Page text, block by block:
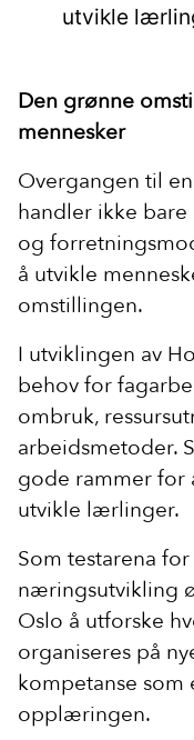
utvikle
Den grønne
mennesker
Overgangen til
handler ikke
og
å utvikle
omstillingen.
I utviklingen av
behov for
ombruk,
arbeidsmetoder.
gode rammer for
utvikle lærlinger.
Som testarena
næringsutvikling
Oslo å utforske
organiseres på
kompetanse som
opplæringen.